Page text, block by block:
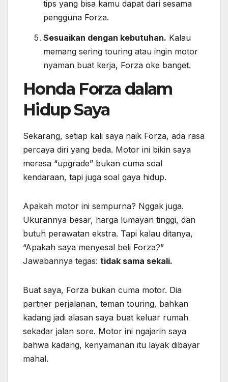
tips yang bisa kamu dapat dari sesama
pengguna Forza.
Sesuaikan dengan kebutuhan. Kalau
memang sering touring atau ingin motor
nyaman buat kerja, Forza oke banget.
Honda Forza dalam
Hidup Saya
Sekarang, setiap kali saya naik Forza, ada rasa
percaya diri yang beda. Motor ini bikin saya
merasa “upgrade” bukan cuma soal
kendaraan, tapi juga soal gaya hidup.
Apakah motor ini sempurna? Nggak juga.
Ukurannya besar, harga lumayan tinggi, dan
butuh perawatan ekstra. Tapi kalau ditanya,
“Apakah saya menyesal beli Forza?”
Jawabannya tegas: tidak sama sekali.
Buat saya, Forza bukan cuma motor. Dia
partner perjalanan, teman touring, bahkan
kadang jadi alasan saya buat keluar rumah
sekadar jalan sore. Motor ini ngajarin saya
bahwa kadang, kenyamanan itu layak dibayar
mahal.